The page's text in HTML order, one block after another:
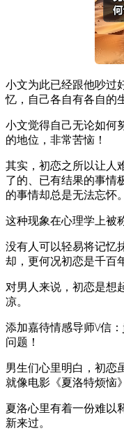
小文为此已经跟他吵过
忆，自己各自有各自的
小文觉得自己无论如何
的地位，非常苦恼！
其实，初恋之所以让人
了的、已有结果的事情
的事情却总是无法忘怀。
这种现象在心理学上被
没有人可以轻易将记忆
却，更何况初恋是千百
对男人来说，初恋是想
凉。
添加嘉待情感导师\/信：
问题！
男生们心里明白，初恋
就像电影《夏洛特烦恼
夏洛心里有着一份难以
新来过。